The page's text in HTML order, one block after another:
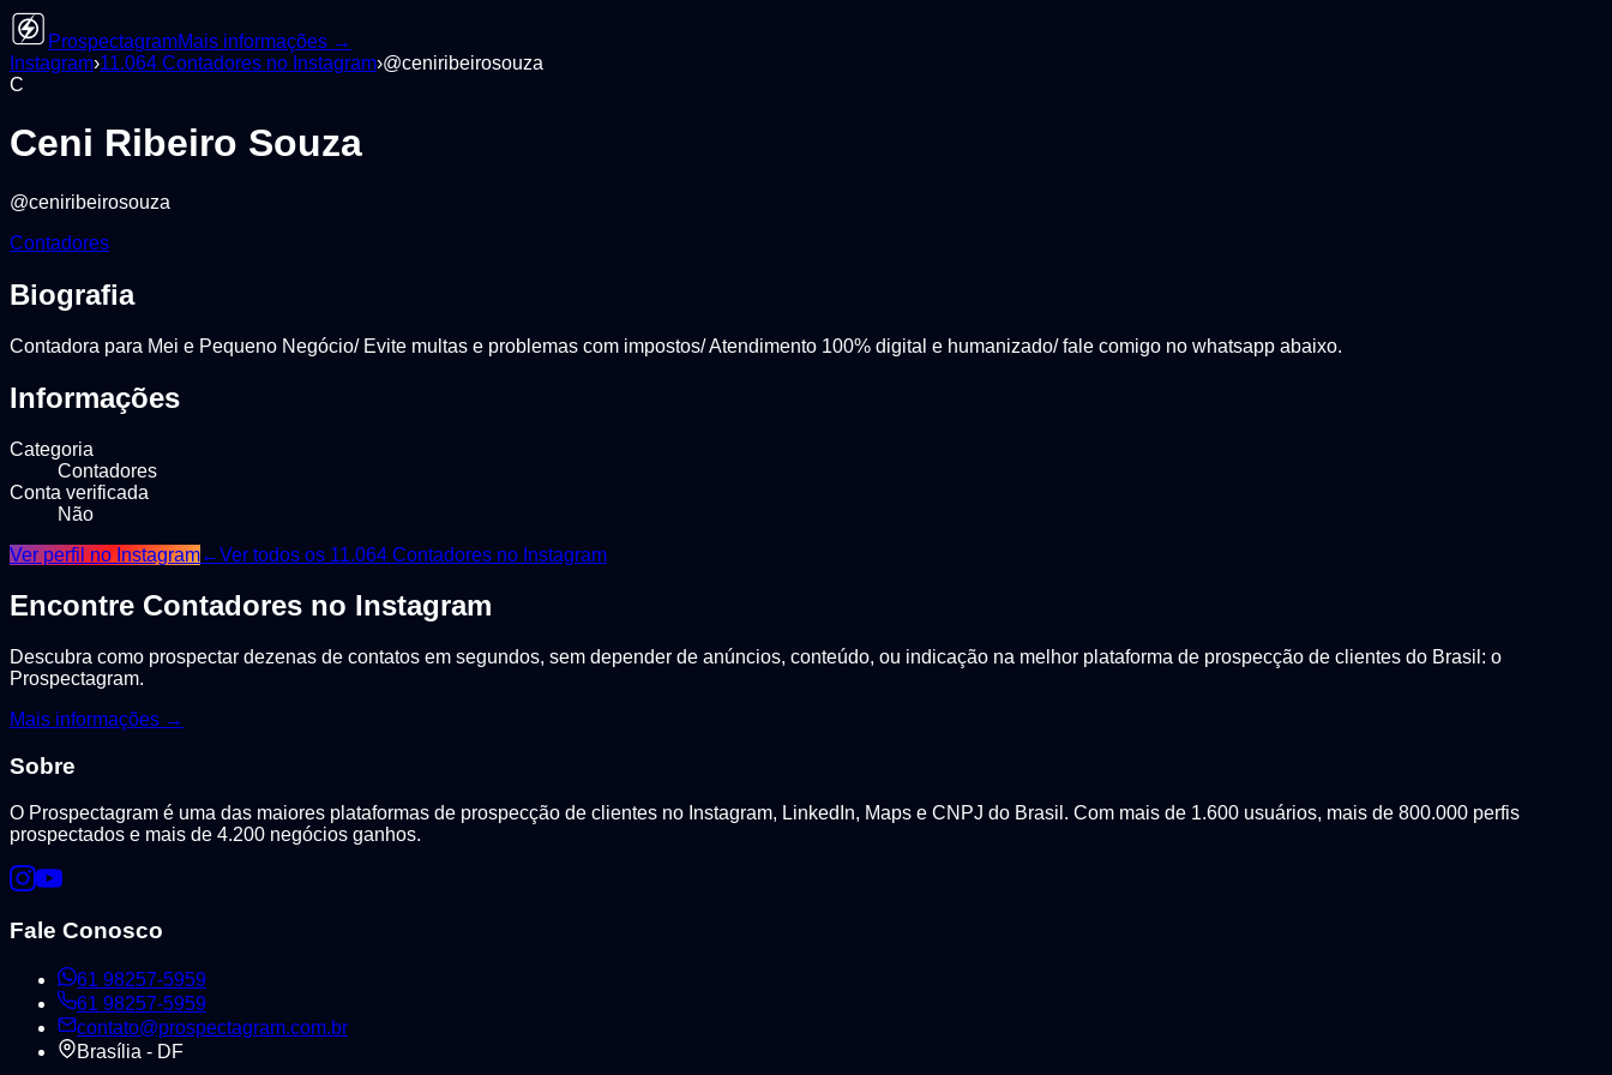
ProspectagramMais informações →
Instagram›11.064 Contadores no Instagram›@ceniribeirosouza
C
Ceni Ribeiro Souza
@ceniribeirosouza
Contadores
Biografia
Contadora para Mei e Pequeno Negócio/ Evite multas e problemas com impostos/ Atendimento 100% digital e humanizado/ fale comigo no whatsapp abaixo.
Informações
Categoria
Contadores
Conta verificada
Não
Ver perfil no Instagram←Ver todos os 11.064 Contadores no Instagram
Encontre Contadores no Instagram
Descubra como prospectar dezenas de contatos em segundos, sem depender de anúncios, conteúdo, ou indicação na melhor plataforma de prospecção de clientes do Brasil: o
Prospectagram.
Mais informações →
Sobre
O Prospectagram é uma das maiores plataformas de prospecção de clientes no Instagram, LinkedIn, Maps e CNPJ do Brasil. Com mais de 1.600 usuários, mais de 800.000 perfis
prospectados e mais de 4.200 negócios ganhos.
Fale Conosco
61 98257-5959
61 98257-5959
contato@prospectagram.com.br
Brasília - DF